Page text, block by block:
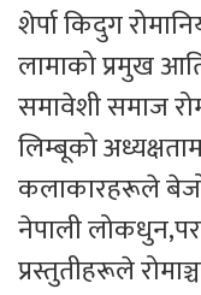
शेर्पा किदुग
लामाको प्रमुख
समावेशी समाज
लिम्बूको
कलाकारहरूले
नेपाली
प्रस्तुतीहरूले